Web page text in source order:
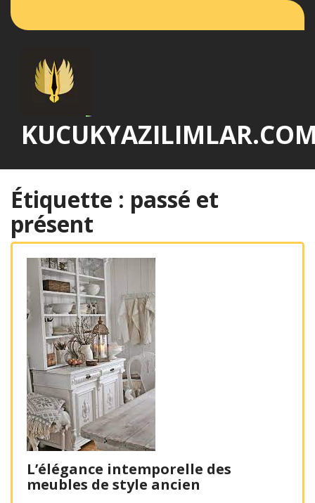
Étiquette : passé et
présent
L’élégance intemporelle des
meubles de style ancien